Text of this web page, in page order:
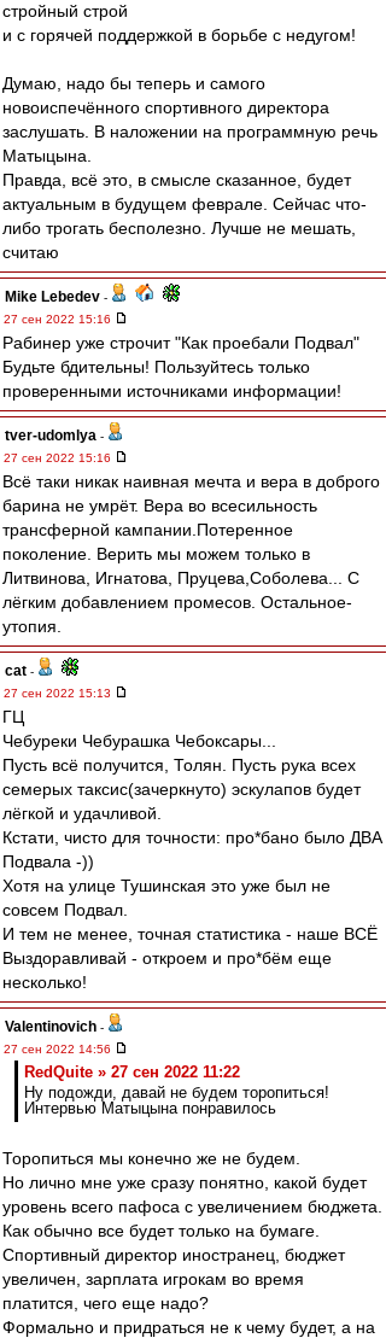
стройный строй
и с горячей поддержкой в борьбе с недугом!
Думаю, надо бы теперь и самого
новоиспечённого спортивного директора
заслушать. В наложении на программную речь
Матыцына.
Правда, всё это, в смысле сказанное, будет
актуальным в будущем феврале. Сейчас что-
либо трогать бесполезно. Лучше не мешать,
считаю
Mike Lebedev -
27 сен 2022 15:16
Рабинер уже строчит "Как проебали Подвал"
Будьте бдительны! Пользуйтесь только
проверенными источниками информации!
tver-udomlya -
27 сен 2022 15:16
Всё таки никак наивная мечта и вера в доброго
барина не умрёт. Вера во всесильность
трансферной кампании.Потеренное
поколение. Верить мы можем только в
Литвинова, Игнатова, Пруцева,Соболева... С
лёгким добавлением промесов. Остальное-
утопия.
cat -
27 сен 2022 15:13
ГЦ
Чебуреки Чебурашка Чебоксары...
Пусть всё получится, Толян. Пусть рука всех
семерых таксис(зачеркнуто) эскулапов будет
лёгкой и удачливой.
Кстати, чисто для точности: про*бано было ДВА
Подвала -))
Хотя на улице Тушинская это уже был не
совсем Подвал.
И тем не менее, точная статистика - наше ВСЁ
Выздоравливай - откроем и про*бём еще
несколько!
Valentinovich -
27 сен 2022 14:56
RedQuite » 27 сен 2022 11:22
Ну подожди, давай не будем торопиться!
Интервью Матыцына понравилось
Торопиться мы конечно же не будем.
Но лично мне уже сразу понятно, какой будет
уровень всего пафоса с увеличением бюджета.
Как обычно все будет только на бумаге.
Спортивный директор иностранец, бюджет
увеличен, зарплата игрокам во время
платится, чего еще надо?
Формально и придраться не к чему будет, а на